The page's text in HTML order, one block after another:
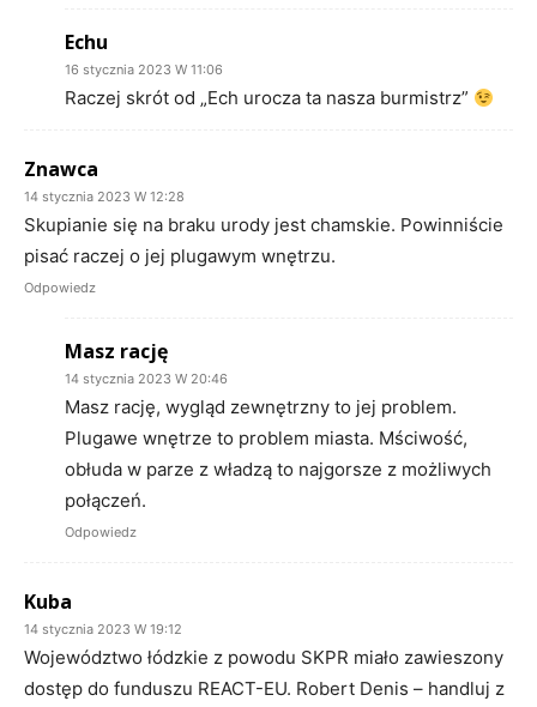
Echu
16 stycznia 2023 W 11:06
Raczej skrót od „Ech urocza ta nasza burmistrz”
Znawca
14 stycznia 2023 W 12:28
Skupianie się na braku urody jest chamskie. Powinniście
pisać raczej o jej plugawym wnętrzu.
Odpowiedz
Masz rację
14 stycznia 2023 W 20:46
Masz rację, wygląd zewnętrzny to jej problem.
Plugawe wnętrze to problem miasta. Mściwość,
obłuda w parze z władzą to najgorsze z możliwych
połączeń.
Odpowiedz
Kuba
14 stycznia 2023 W 19:12
Województwo łódzkie z powodu SKPR miało zawieszony
dostęp do funduszu REACT-EU. Robert Denis – handluj z